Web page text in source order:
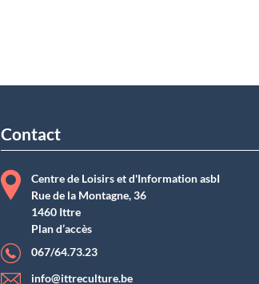
Contact
Centre de Loisirs et d'Information asbI
Rue de la Montagne, 36
1460 Ittre
Plan d’accès
067/64.73.23
info@ittreculture.be